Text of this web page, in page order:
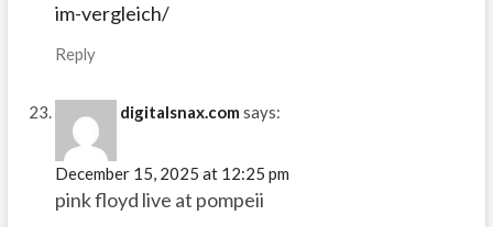
im-vergleich/
Reply
digitalsnax.com says:
December 15, 2025 at 12:25 pm
pink floyd live at pompeii